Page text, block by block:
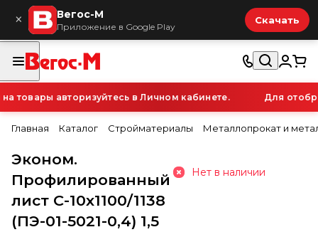
× Вегос-М
Приложение в Google Play
Скачать
авторизуйтесь в Личном кабинете. Для
Главная Каталог Стройматериалы Металлопрокат и
Эконом.
Профилированный
лист С-10х1100/1138
(ПЭ-01-5021-0,4) 1,5
Нет в наличии